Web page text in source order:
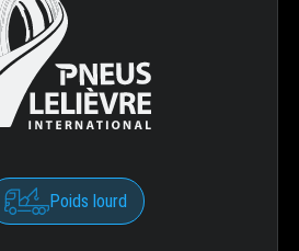
Poids lourd